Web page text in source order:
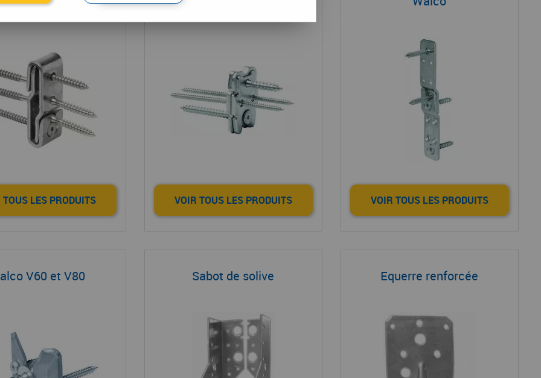
TOUS LES PRODUITS VOIR TOUS LES PRODUITS VOIR TOUS LES PRODUITS
V60 et V80 Sabot de solive Equerre renforcée